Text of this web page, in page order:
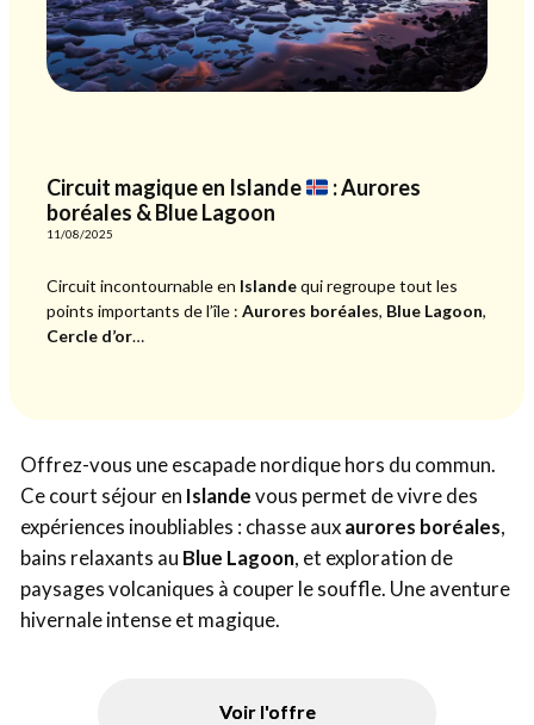
Circuit magique en Islande
: Aurores
boréales & Blue Lagoon
11/08/2025
Circuit incontournable en Islandequi regroupe tout les
points importants de l’île : Aurores boréales, Blue Lagoon,
Cercle d’or…
Offrez-vous une escapade nordique hors du commun.
Ce court séjour en Islandevous permet de vivre des
expériences inoubliables : chasse auxaurores boréales,
bains relaxants au Blue Lagoon, et exploration de
paysages volcaniques à couper le souffle. Une aventure
hivernale intense et magique.
Voir l'offre